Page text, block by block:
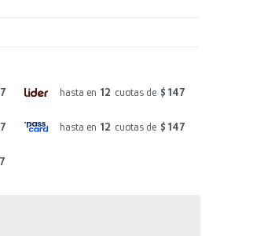
hasta en 12 cuotas de $ 147
hasta en 12 cuotas de $ 147